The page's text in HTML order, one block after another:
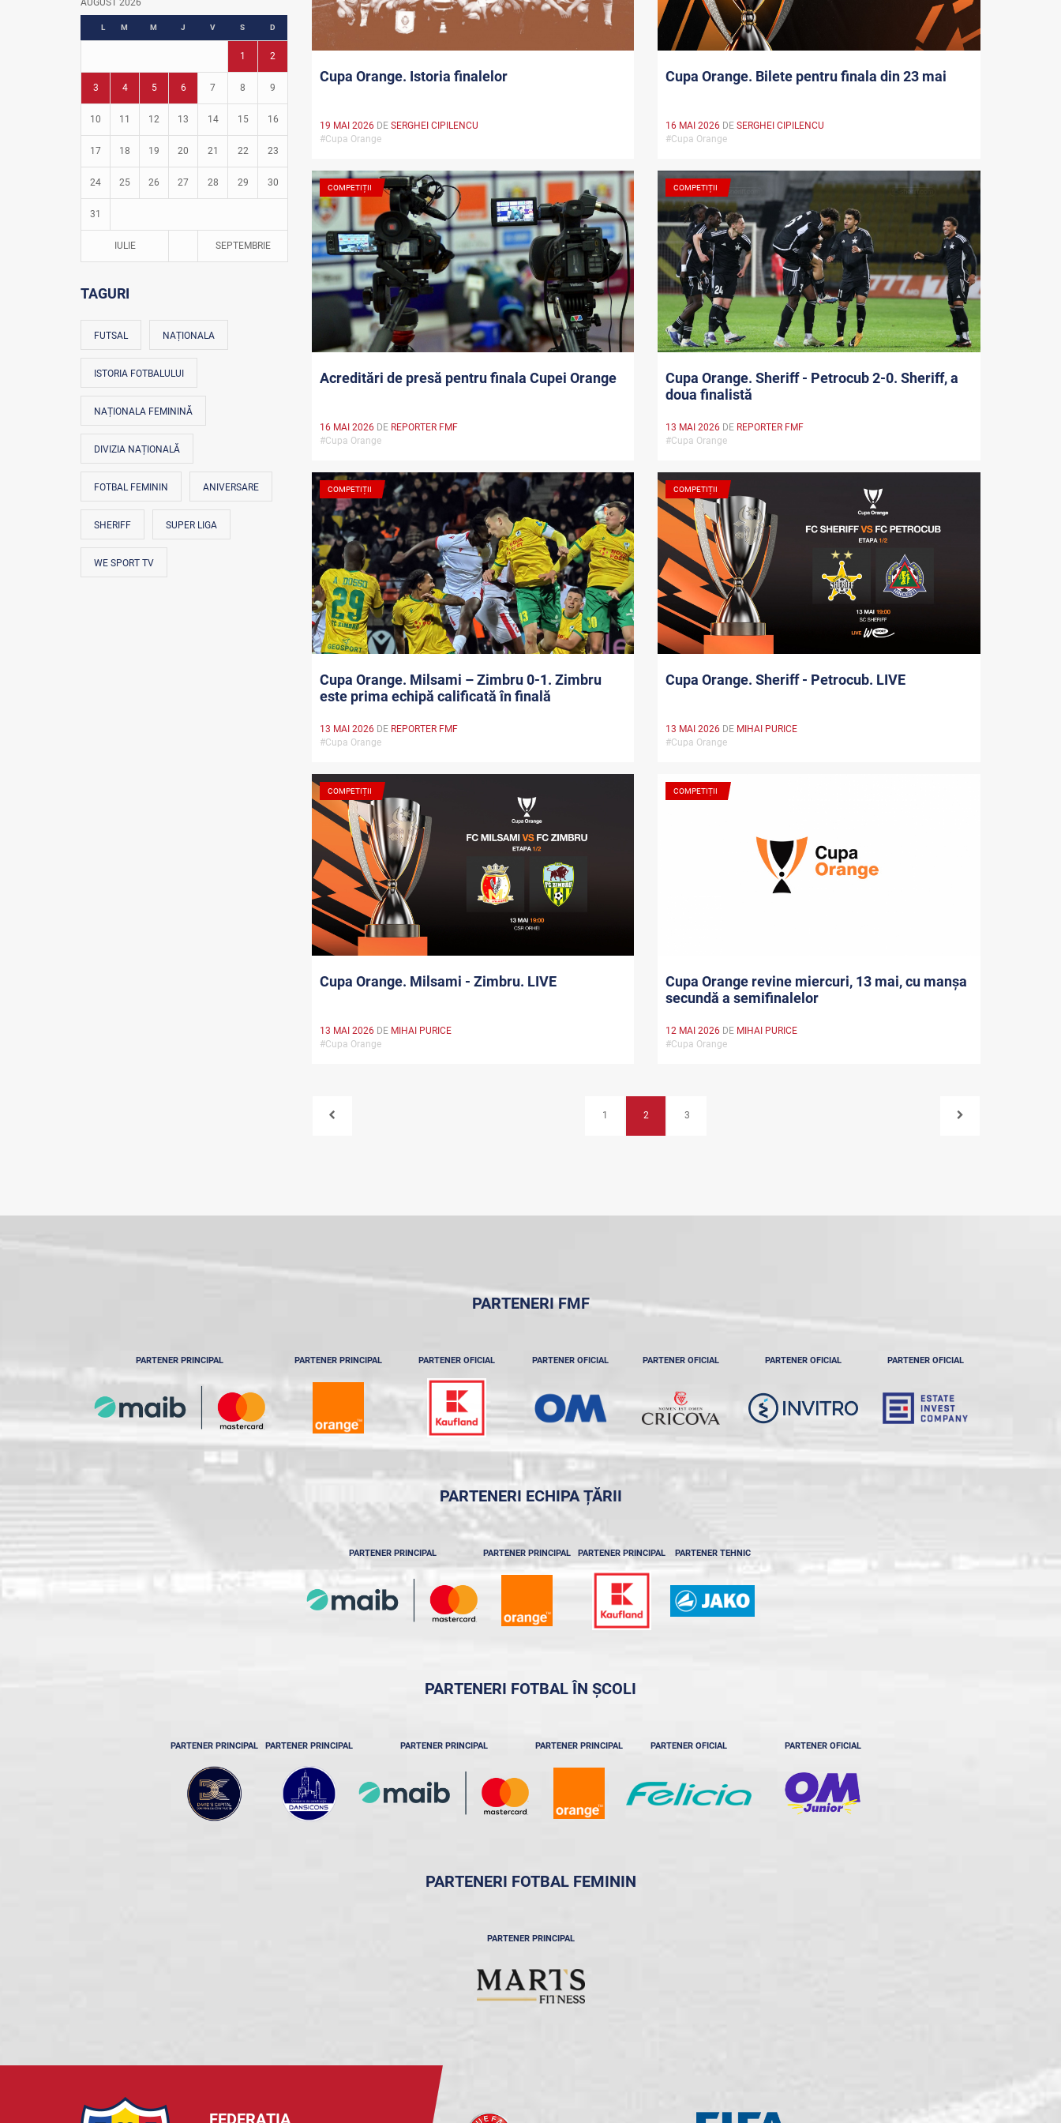
Fotbal în grădinițe
AUGUST 2026
L M M J V S D
1 2
3 4 5 6 7 8 9
10 11 12 13 14 15 16
17 18 19 20 21 22 23
24 25 26 27 28 29 30
31
IULIE SEPTEMBRIE
TAGURI
FUTSAL NAȚIONALA
ISTORIA FOTBALULUI
NAȚIONALA FEMININĂ
DIVIZIA NAȚIONALĂ
FOTBAL FEMININ ANIVERSARE
SHERIFF SUPER LIGA
WE SPORT TV
Cupa Orange. Istoria finalelor
19 MAI 2026DE SERGHEI CIPILENCU
#Cupa Orange
Cupa Orange. Bilete pentru finala din 23 mai
16 MAI 2026 DESERGHEI CIPILENCU
#Cupa Orange
COMPETIȚII
Acreditări de presă pentru finala Cupei Orange
16 MAI 2026DE REPORTER FMF
#Cupa Orange
COMPETIȚII
Cupa Orange. Sheriff - Petrocub 2-0. Sheriff, a
doua finalistă
13 MAI 2026 DE REPORTER FMF
#Cupa Orange
COMPETIȚII
Cupa Orange. Milsami – Zimbru 0-1. Zimbru
este prima echipă calificată în finală
13 MAI 2026DE REPORTER FMF
#Cupa Orange
COMPETIȚII
Cupa Orange. Sheriff - Petrocub. LIVE
13 MAI 2026 DE MIHAI PURICE
#Cupa Orange
COMPETIȚII
Cupa Orange. Milsami - Zimbru. LIVE
13 MAI 2026DE MIHAI PURICE
#Cupa Orange
COMPETIȚII
Cupa Orange revine miercuri, 13 mai, cu manșa
secundă a semifinalelor
12 MAI 2026 DE MIHAI PURICE
#Cupa Orange
1 2 3
PARTENERI FMF
PARTENER PRINCIPAL PARTENER PRINCIPAL PARTENER OFICIAL PARTENER OFICIAL PARTENER OFICIAL PARTENER OFICIAL PARTENER OFICIAL
PARTENERI ECHIPA ȚĂRII
PARTENER PRINCIPAL PARTENER PRINCIPAL PARTENER PRINCIPAL PARTENER TEHNIC
PARTENERI FOTBAL ÎN ȘCOLI
PARTENER PRINCIPAL PARTENER PRINCIPAL PARTENER PRINCIPAL PARTENER PRINCIPAL PARTENER OFICIAL PARTENER OFICIAL
PARTENERI FOTBAL FEMININ
PARTENER PRINCIPAL
FEDERAȚIA